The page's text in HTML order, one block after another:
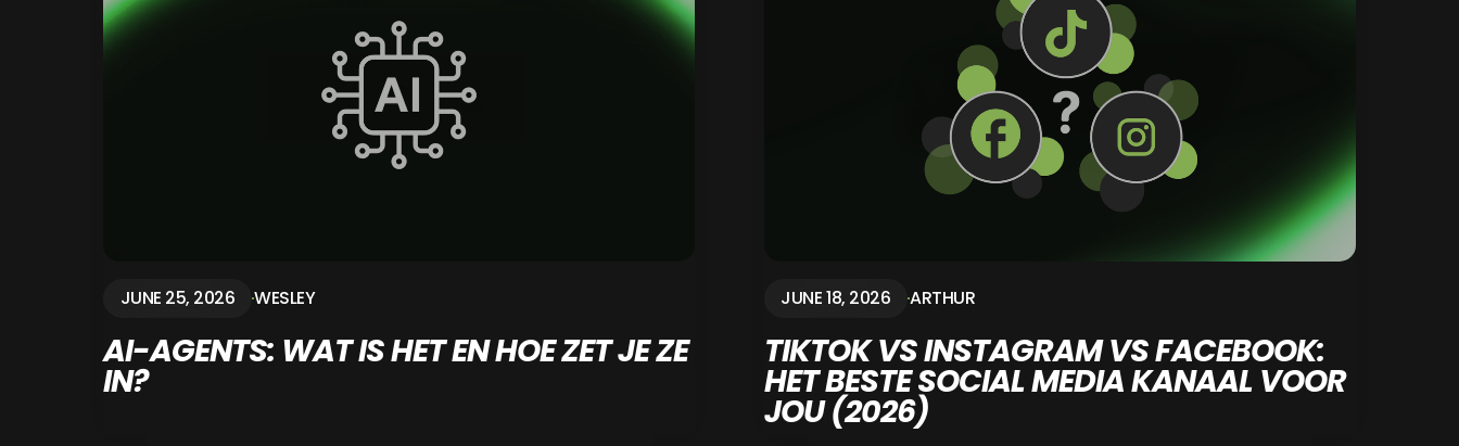
JUNE 25, 2026 WESLEY
AI-AGENTS: WAT IS HET EN HOE ZET JE ZE
IN?
JUNE 18, 2026 ARTHUR
TIKTOK VS INSTAGRAM VS FACEBOOK:
HET BESTE SOCIAL MEDIA KANAAL VOOR
JOU (2026)